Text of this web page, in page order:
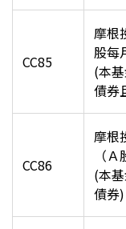
CC85
摩根
股每
(本
債券
CC86
摩根
（
(本
債券)